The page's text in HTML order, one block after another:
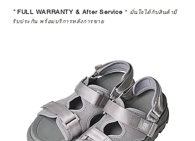
*FULL WARRANTY & After Service * มั่นใจได้กับสินค้ามี
รับประกัน พร้อมบริการหลังการขาย